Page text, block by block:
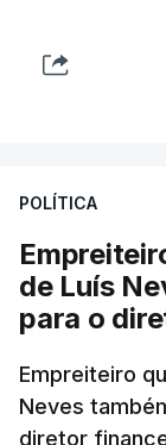
POLÍTICA
de Luís
para o
Empreiteiro
Neves
diretor